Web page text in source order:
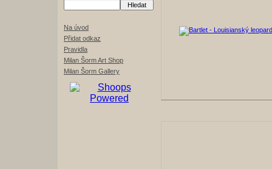
Na úvod
Přidat odkaz
Pravidla
Milan Šorm Art Shop
Milan Šorm Gallery